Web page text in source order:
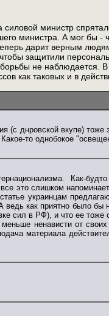
министр
министра. А мог бы -
дарит верным
защитили
не наблюдается.
как таковых и в
(с днровской вкупе)
то однобокое
Как-
это слишком
украинцам
как приятно было
сил в РФ), и что ее
ненависти от
материала